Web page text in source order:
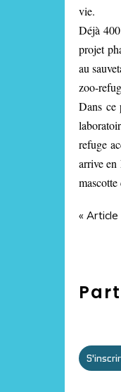
vie.
Déjà
projet
au
zoo-
Dans ce
refuge
arrive
«